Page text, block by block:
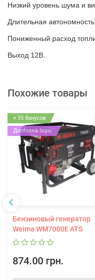
Низкий уровень шума и
Длительная
Пониженный расход
Выход 12В.
Похожие товары
+ 35 бонусов
Доставка 1грн.
Бензиновый генератор
Weima WM7000E ATS
874.00 грн.